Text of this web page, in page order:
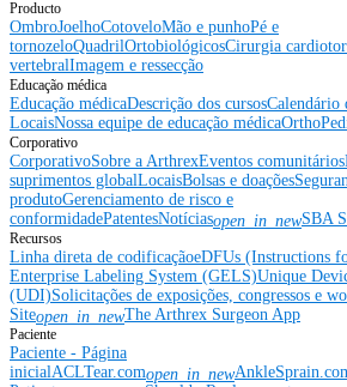
Producto
OmbroJoelhoCotoveloMão e punhoPé e
tornozeloQuadrilOrtobiológicosCirurgia
vertebralImagem e ressecção
Educação médica
Educação médicaDescrição dos cursosCalendário
LocaisNossa equipe de educação médica
Corporativo
CorporativoSobre a ArthrexEventos comunitários
suprimentos globalLocaisBolsas e doações
produtoGerenciamento de risco e
conformidadePatentesNotíciasopen_in_newSBA
Recursos
Linha direta de codificaçãoeDFUs (Instructions
Enterprise Labeling System (GELS)Unique
(UDI)Solicitações de exposições, congressos e
Siteopen_in_newThe Arthrex Surgeon App
Paciente
Paciente - Página
inicialACLTear.comopen_in_new